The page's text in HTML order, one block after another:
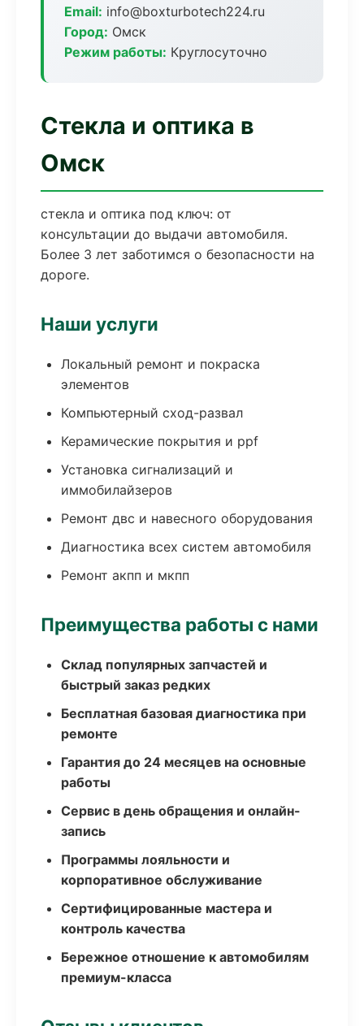
Email: info@boxturbotech224.ru
Город: Омск
Режим работы: Круглосуточно
Стекла и оптика в
Омск
стекла и оптика под ключ: от
консультации до выдачи автомобиля.
Более 3 лет заботимся о безопасности на
дороге.
Наши услуги
Локальный ремонт и покраска
элементов
Компьютерный сход-развал
Керамические покрытия и ppf
Установка сигнализаций и
иммобилайзеров
Ремонт двс и навесного оборудования
Диагностика всех систем автомобиля
Ремонт акпп и мкпп
Преимущества работы с нами
Склад популярных запчастей и
быстрый заказ редких
Бесплатная базовая диагностика при
ремонте
Гарантия до 24 месяцев на основные
работы
Сервис в день обращения и онлайн-
запись
Программы лояльности и
корпоративное обслуживание
Сертифицированные мастера и
контроль качества
Бережное отношение к автомобилям
премиум-класса